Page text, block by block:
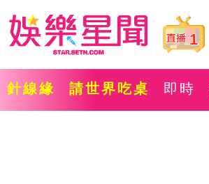
1
針線緣 請世界吃桌 即時